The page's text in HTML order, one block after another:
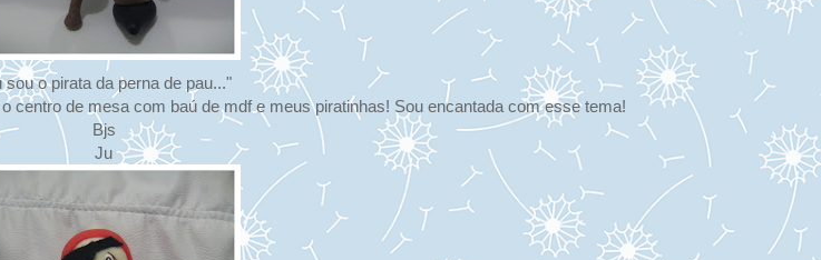
sou o pirata da perna de pau..."
centro de mesa com baú de mdf e meus piratinhas! Sou encantada com esse tema!
Bjs
Ju